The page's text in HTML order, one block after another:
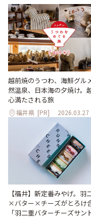
越前焼のうつわ、海鮮グル
然温泉、日本海の夕焼け。
心満たされる旅
福井県 [PR] 2026.03.27
【福井】新定番みやげ。羽
×バター×チーズがとろけ
「羽二重バターチーズサン